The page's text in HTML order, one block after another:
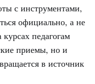
с инструментами,
официально, а не
педагогам
приемы, но и
в источник